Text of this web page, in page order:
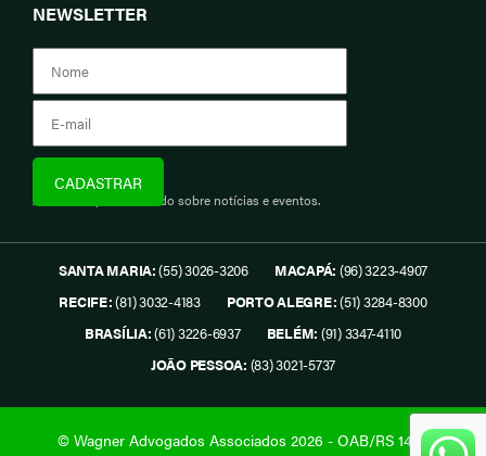
NEWSLETTER
Assine e fique informado sobre notícias e eventos.
SANTA MARIA:(55) 3026-3206 MACAPÁ: (96) 3223-4907
RECIFE:(81) 3032-4183 PORTO ALEGRE:(51) 3284-8300
BRASÍLIA:(61) 3226-6937 BELÉM: (91) 3347-4110
JOÃO PESSOA: (83) 3021-5737
© Wagner Advogados Associados 2026 - OAB/RS 1419.